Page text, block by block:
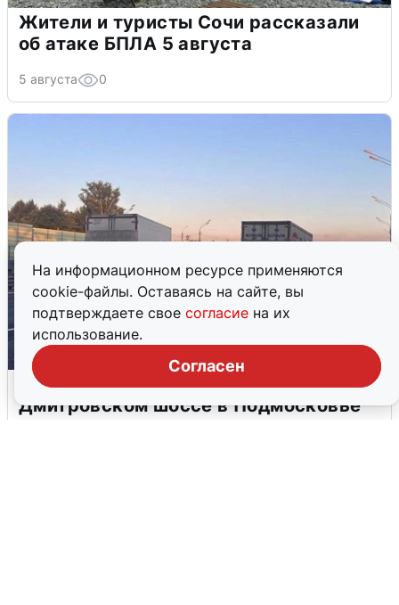
На информационном ресурсе применяются
cookie-файлы. Оставаясь на сайте, вы
подтверждаете свое согласие на их
использование.
Согласен
Жители и туристы Сочи рассказали
об атаке БПЛА 5 августа
5 августа 0
Пять машин столкнулись на
Дмитровском шоссе в Подмосковье